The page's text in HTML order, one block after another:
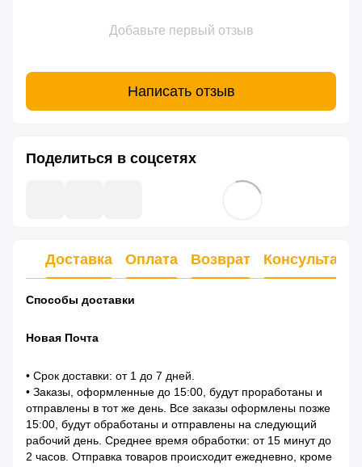
Добавьте первый отзыв
Написать отзыв
Поделиться в соцсетях
Доставка Оплата Возврат
Способы доставки
Новая Почта
• Срок доставки: от 1 до 7 дней.
• Заказы, оформленные до 15:00, будут проработаны и
отправлены в тот же день. Все заказы оформлены позже
15:00, будут обработаны и отправлены на следующий
рабочий день. Среднее время обработки: от 15 минут до
2 часов. Отправка товаров происходит ежедневно, кроме